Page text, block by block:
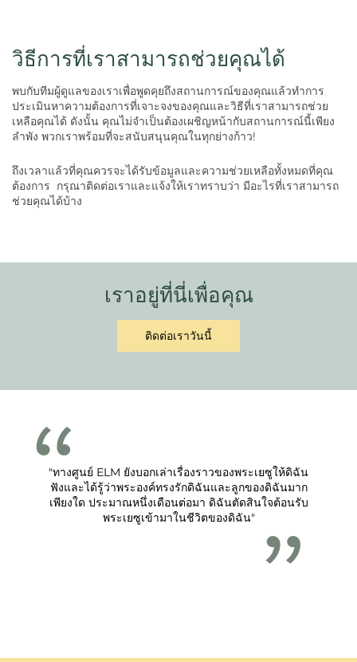
วิธีการที่เราสามารถช่วยคุณได้
พบกับทีมผู้ดูแลของเราเพื่อพูดคุยถึงสถานการณ์ของคุณแล้วทำการ
ประเมินหาความต้องการที่เจาะจงของคุณและวิธีที่เราสามารถช่วย
เหลือคุณได้ ดังนั้น คุณไม่จำเป็นต้องเผชิญหน้ากับสถานการณ์นี้เพียง
ลำพัง พวกเราพร้อมที่จะสนับสนุนคุณในทุกย่างก้าว!
ถึงเวลาแล้วที่คุณควรจะได้รับข้อมูลและความช่วยเหลือทั้งหมดที่คุณ
ต้องการ กรุณาติดต่อเราและแจ้งให้เราทราบว่า มีอะไรที่เราสามารถ
ช่วยคุณได้บ้าง
เราอยู่ที่นี่เพื่อคุณ
ติดต่อเราวันนี้
"ทางศูนย์ ELM ยังบอกเล่าเรื่องราวของพระเยซูให้ดิฉัน
ฟังและได้รู้ว่าพระองค์ทรงรักดิฉันและลูกของดิฉันมาก
เพียงใด ประมาณหนึ่งเดือนต่อมา ดิฉันตัดสินใจต้อนรับ
พระเยซูเข้ามาในชีวิตของดิฉัน"